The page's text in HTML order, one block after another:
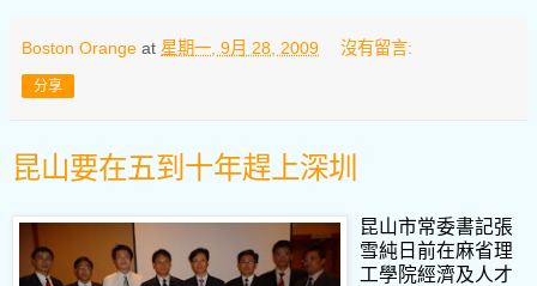
Boston Orange at 星期一, 9月 28, 2009 沒有留言:
分享
昆山要在五到十年趕上深圳
昆山市常委書記張
雪純日前在麻省理
工學院經濟及人才